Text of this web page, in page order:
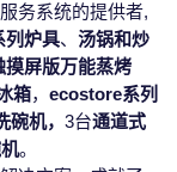
务系统的提供者,
列炉具、 汤锅和炒
屏版万能蒸烤
箱， ecostore系列
碗机， 3台通道式
。